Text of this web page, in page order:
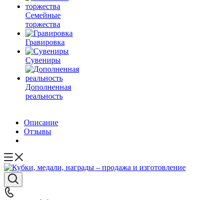
Семейные
торжества
Гравировка
Сувениры
Дополненная
реальность
Описание
Отзывы